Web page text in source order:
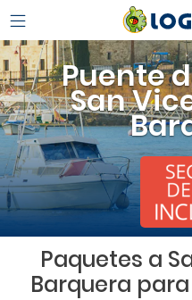
Puente
San
Paquetes a
Barquera